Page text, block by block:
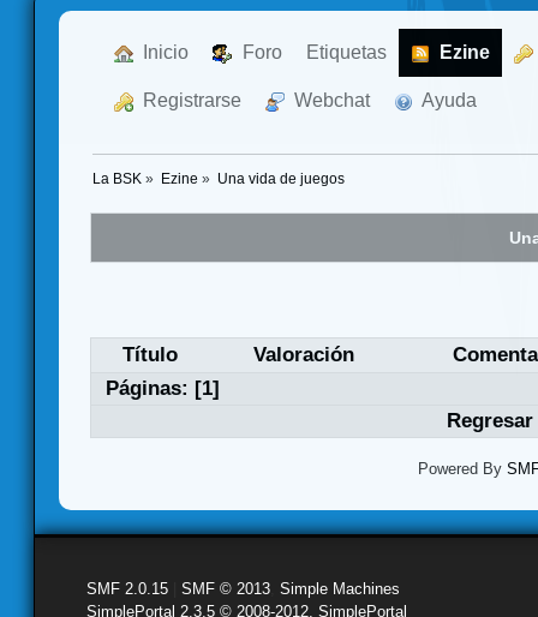
Inicio Foro Etiquetas Ezine
Registrarse Webchat Ayuda
La BSK » Ezine » Una vida de juegos
Título Valoración
Páginas: [1]
Powered By
SMF 2.0.15 SMF © 2013 Simple Machines
SimplePortal 2.3.5 © 2008-2012, SimplePortal